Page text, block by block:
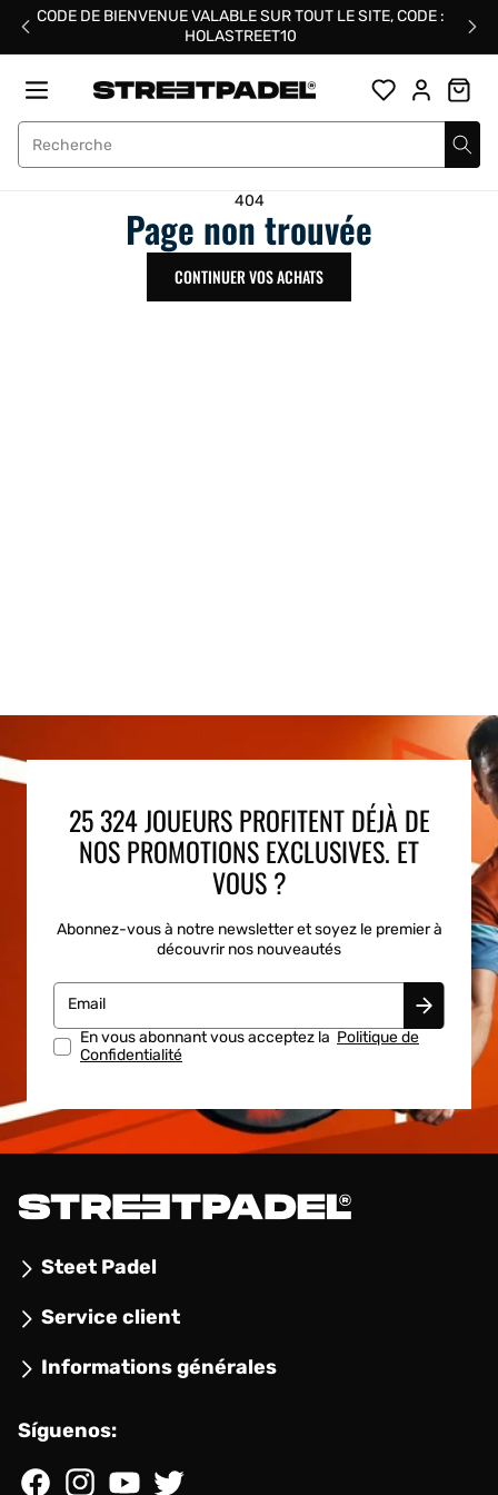
PasserCODE DE BIENVENUE VALABLE SUR TOUT LE SITE, CODE :
HOLASTREET10
Street Padel
404
Page non trouvée
CONTINUER VOS ACHATS
25 324 JOUEURS PROFITENT DÉJÀ DE
NOS PROMOTIONS EXCLUSIVES. ET
VOUS ?
Abonnez-vous à notre newsletter et soyez le premier à
découvrir nos nouveautés
Email
En vous abonnant vous acceptez la Politique de
Confidentialité
Steet Padel
Service client
Informations générales
Síguenos:
FacebookInstagramYouTubeTwitter